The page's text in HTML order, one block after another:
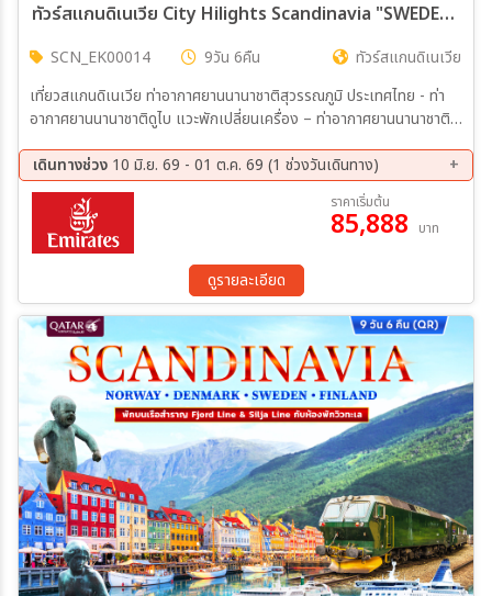
ทัวร์สแกนดิเนเวีย City Hilights Scandinavia "SWEDEN NORWAY DENMARK Stockholm Orebro Karlstad Oslo Odense Copenhagen 9วัน 6คืน (EK)
SCN_EK00014 9วัน 6คืน
ทัวร์สแกนดิเนเวีย
เที่ยวสแกนดิเนเวีย ท่าอากาศยานนานาชาติสุวรรณภูมิ ประเทศไทย - ท่า
อากาศยานนานาชาติดูไบ แวะพักเปลี่ยนเครื่อง – ท่าอากาศยานนานาชาติ
– พิพิธภัณฑ์วาซา(รวมเข้าชม) - ศาลาว่าการสตอกโฮล์ม – ย่านเมืองเก่า
Gamla Stan เมืองสตอกโฮล์ม - เมืองโอเรโบร ประเทศสวีเดน –
ปราสาทโอเรโบร – เมืองคาร์ลสตัด – โบสถ์คาร์ลสตัด – อนุสรณ์สถาน
สันติภาพ
เดินทางช่วง 10 มิ.ย. 69 - 01 ต.ค. 69 (1 ช่วงวันเดินทาง)
23 ก.ย. 69 - 01 ต.ค. 69 ราคาเริ่มต้น
85,888 บาท
ดูรายละเอียด